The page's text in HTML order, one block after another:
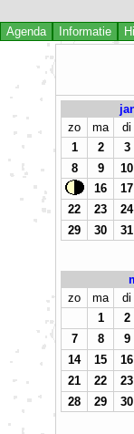
Agenda Informatie
zo
ma di
1
2 3
8
9 10
16
17
22
23 24
29
30 31
zo
ma di
1
2
7
8 9
14
15 16
21
22 23
28
29 30